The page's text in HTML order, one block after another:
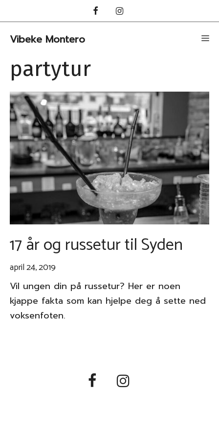
til
innhold
Vibeke Montero
partytur
17 år og russetur til Syden
april 24, 2019
Vil ungen din på russetur? Her er noen
kjappe fakta som kan hjelpe deg å sette ned
voksenfoten.